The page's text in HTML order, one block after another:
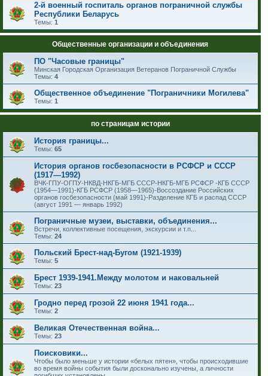
2-й военный госпиталь органов пограничной службы
Республики Беларусь
Темы: 1
Общественные организации и объединения
ПО "Часовые границы"
Минская Городская Организация Ветеранов Пограничной Службы
Темы: 4
Общественное объединение "Пограничники Могилева"
Темы: 1
по страницам истории
История границы...
Темы: 65
История органов госбезопасности в РСФСР и СССР
(1917—1992)
ВЧК-ГПУ-ОГПУ-НКВД-НКГБ-МГБ СССР-НКГБ-МГБ РСФСР -КГБ СССР
(1954—1991)-КГБ РСФСР (1958—1965)-Воссоздание Российских
органов госбезопасности (май 1991)-Разделение КГБ и распад СССР
(август 1991 — январь 1992)
Пограничные музеи, выставки, объединения...
Встречи, коллективные посещения, экскурсии и т.п...
Темы: 24
Польский Брест-над-Бугом (1921-1939)
Темы: 5
Брест 1939-1941.Между молотом и наковальней
Темы: 23
Гродно перед грозой 22 июня 1941 года...
Темы: 2
Великая Отечественная война...
Темы: 23
Поисковики...
Чтобы было меньше у истории «белых пятен», чтобы происходившие
во время войны события были досконально изучены, а личности